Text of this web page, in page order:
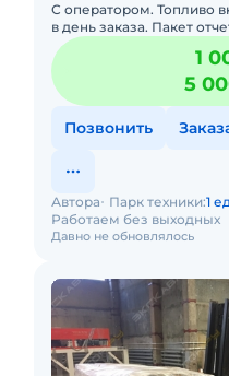
С оператором. Топливо
в день заказа. Пакет
1
5
Позвонить
Давно не обновлялось
Автора Парк техники:1
Работаем без выходных